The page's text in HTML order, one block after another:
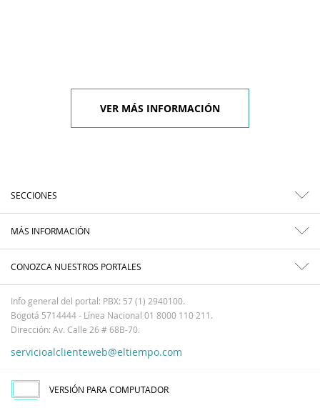
VER MÁS INFORMACIÓN
SECCIONES
MÁS INFORMACIÓN
CONOZCA NUESTROS PORTALES
Info general del portal: PBX: 57 (1) 2940100.
Bogotá 5714444 - Línea Nacional 01 8000 110 211.
Dirección: Av. Calle 26 # 68B-70.
servicioalclienteweb@eltiempo.com
VERSIÓN PARA COMPUTADOR